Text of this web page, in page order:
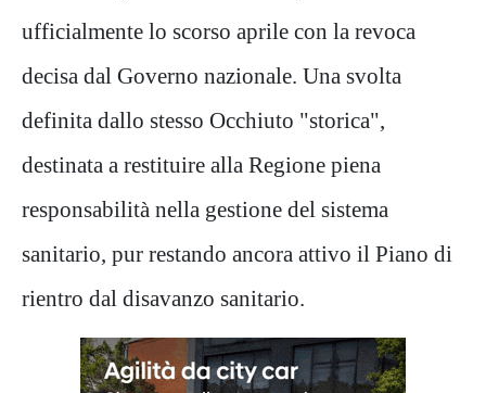
ufficialmente lo scorso aprile con la revoca
decisa dal Governo nazionale. Una svolta
definita dallo stesso Occhiuto "storica",
destinata a restituire alla Regione piena
responsabilità nella gestione del sistema
sanitario, pur restando ancora attivo il Piano di
rientro dal disavanzo sanitario.